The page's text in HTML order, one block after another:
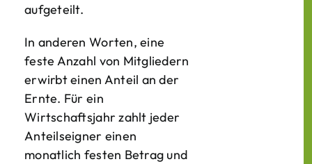
aufgeteilt.
In anderen Worten, eine
feste Anzahl von Mitgliedern
erwirbt einen Anteil an der
Ernte. Für ein
Wirtschaftsjahr zahlt jeder
Anteilseigner einen
monatlich festen Betrag und